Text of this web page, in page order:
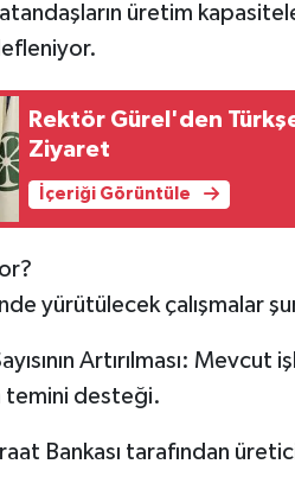
üretim
Rektör Gürel'den
Ziyaret
İçeriği Görüntüle
yürütülecek çalışmalar
Artırılması:
temini desteği.
Bankası tarafından